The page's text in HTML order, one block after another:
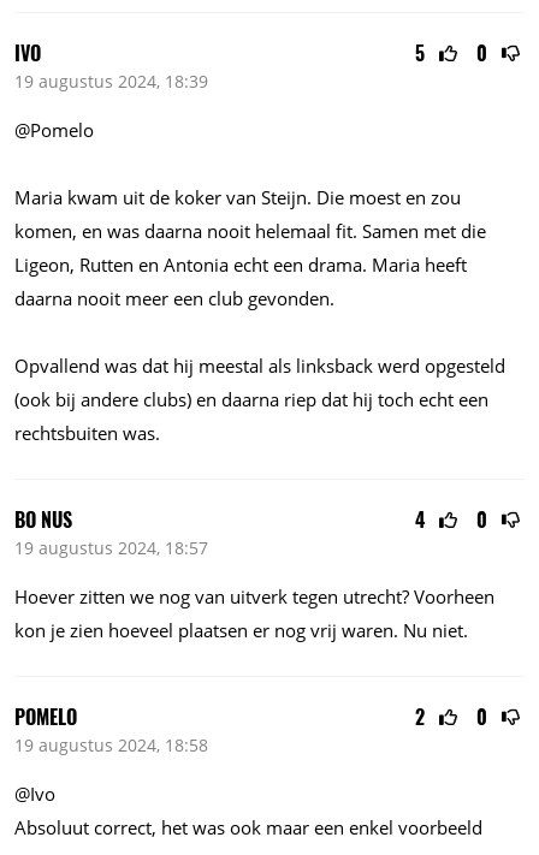
5 0
IVO
19 augustus 2024, 18:39
@Pomelo
Maria kwam uit de koker van Steijn. Die moest en zou
komen, en was daarna nooit helemaal fit. Samen met die
Ligeon, Rutten en Antonia echt een drama. Maria heeft
daarna nooit meer een club gevonden.
Opvallend was dat hij meestal als linksback werd opgesteld
(ook bij andere clubs) en daarna riep dat hij toch echt een
rechtsbuiten was.
4 0
BO NUS
19 augustus 2024, 18:57
Hoever zitten we nog van uitverk tegen utrecht? Voorheen
kon je zien hoeveel plaatsen er nog vrij waren. Nu niet.
2 0
POMELO
19 augustus 2024, 18:58
@Ivo
Absoluut correct, het was ook maar een enkel voorbeeld